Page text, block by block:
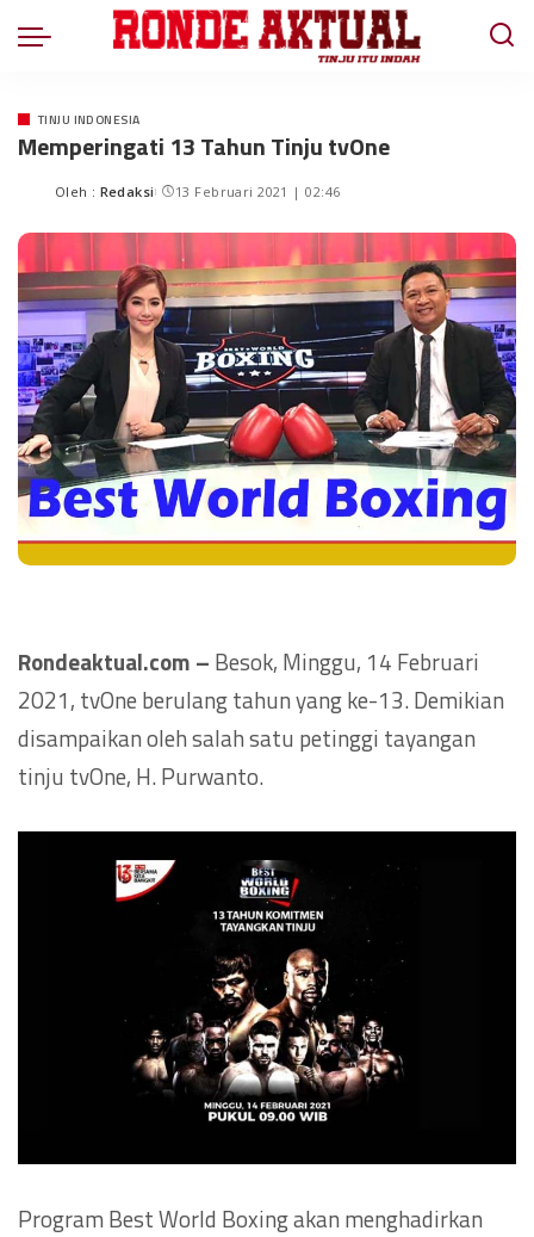
TINJU INDONESIA
Memperingati 13 Tahun Tinju tvOne
Oleh : Redaksi 13 Februari 2021 | 02:46
Rondeaktual.com – Besok, Minggu, 14 Februari
2021, tvOne berulang tahun yang ke-13. Demikian
disampaikan oleh salah satu petinggi tayangan
tinju tvOne, H. Purwanto.
Program Best World Boxing akan menghadirkan